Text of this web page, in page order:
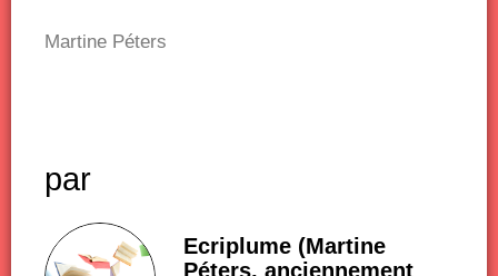
Martine Péters
par
Ecriplume (Martine
Péters, anciennement